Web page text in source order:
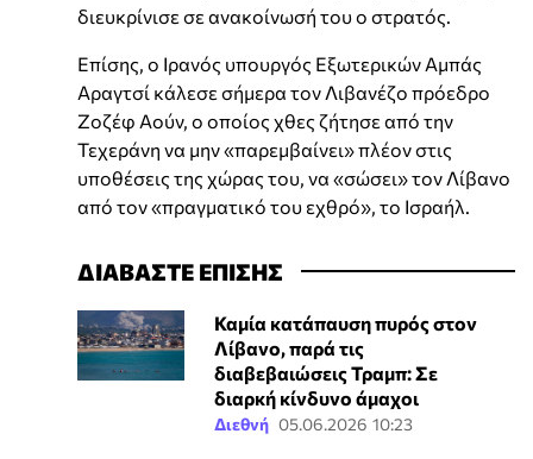
διευκρίνισε σε ανακοίνωσή του ο στρατός.
Επίσης, ο Ιρανός υπουργός Εξωτερικών Αμπάς
Αραγτσί κάλεσε σήμερα τον Λιβανέζο πρόεδρο
Ζοζέφ Αούν, ο οποίος χθες ζήτησε από την
Τεχεράνη να μην «παρεμβαίνει» πλέον στις
υποθέσεις της χώρας του, να «σώσει» τον Λίβανο
από τον «πραγματικό του εχθρό», το Ισραήλ.
ΔΙΑΒΑΣΤΕ ΕΠΙΣΗΣ
Καμία κατάπαυση πυρός στον
Λίβανο, παρά τις
διαβεβαιώσεις Τραμπ: Σε
διαρκή κίνδυνο άμαχοι
Διεθνή 05.06.2026 10:23